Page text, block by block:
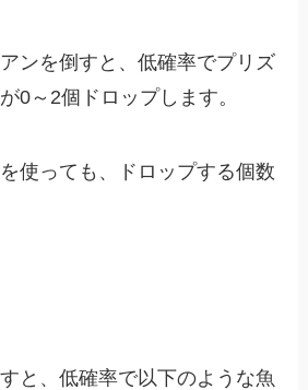
ンを倒すと、低確率でプリズ
0～2個ドロップします。
使っても、ドロップする個数
と、低確率で以下のような魚